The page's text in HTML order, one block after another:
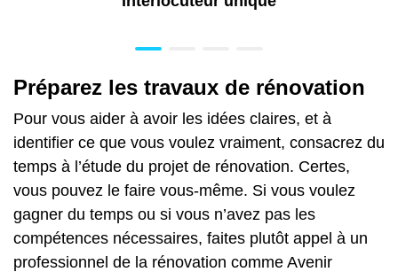
Préparez les travaux de rénovation
Pour vous aider à avoir les idées claires, et à
identifier ce que vous voulez vraiment, consacrez du
temps à l’étude du projet de rénovation. Certes,
vous pouvez le faire vous-même. Si vous voulez
gagner du temps ou si vous n’avez pas les
compétences nécessaires, faites plutôt appel à un
professionnel de la rénovation comme Avenir